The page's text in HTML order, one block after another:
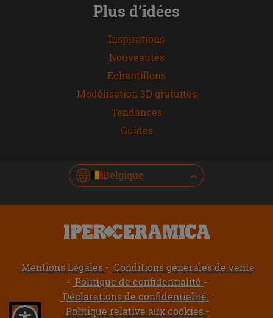
Plus d’idées
Inspirations
Nouveautés
Échantillons
Modélisation 3D gratuites
Tendances
Guides
Belgique
Mentions Légales
Conditions générales de vente
Politique de confidentialité
Déclarations de confidentialité
Politique relative aux cookies